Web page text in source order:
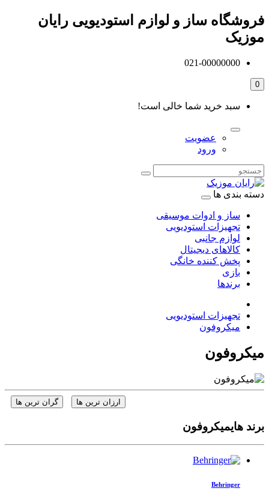
فروشگاه ساز و لوازم استودیویی رایان
موزیک
021-00000000
0
سبد خرید شما خالی است!
عضویت
ورود
دسته بندی ها
ساز و ادوات موسیقی
تجهیزات استودیویی
لوازم جانبی
کالاهای دیجیتال
پخش کننده خانگی
بازی
برندها
تجهیزات استودیویی
میکروفون
میکروفون
ارزان ترین ها گران ترین ها
برند هایمیکروفون
Behringer